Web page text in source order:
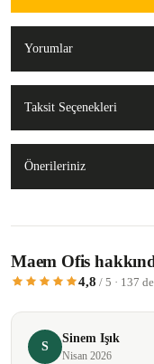
Yorumlar
Taksit Seçenekleri
Önerileriniz
Maem Ofis
4,8 / 5 · 137
S
Sinem Işık
Nisan 2026